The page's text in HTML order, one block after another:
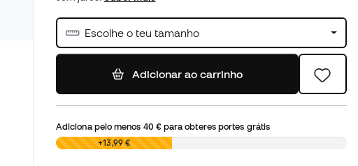
Escolhe o teu tamanho
Adicionar ao carrinho
Adiciona pelo menos 40 €para obteres portes grátis
0,00 € +13,99 €